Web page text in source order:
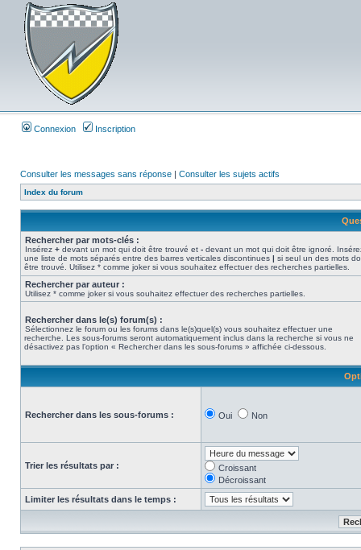
Connexion Inscription
Consulter les messages sans réponse | Consulter les sujets actifs
Index du forum
Rechercher par mots-clés :
Insérez + devant un mot qui doit être trouvé et - devant un mot qui doit être ignoré.
une liste de mots séparés entre des barres verticales discontinues | si seul un des mots
être trouvé. Utilisez * comme joker si vous souhaitez effectuer des recherches partielles.
Rechercher par auteur :
Utilisez * comme joker si vous souhaitez effectuer des recherches partielles.
Rechercher dans le(s) forum(s) :
Sélectionnez le forum ou les forums dans le(s)quel(s) vous souhaitez effectuer une
recherche. Les sous-forums seront automatiquement inclus dans la recherche si vous ne
désactivez pas l’option « Rechercher dans les sous-forums » affichée ci-dessous.
Rechercher dans les sous-forums : Oui Non
Trier les résultats par :
Croissant
Décroissant
Limiter les résultats dans le temps :